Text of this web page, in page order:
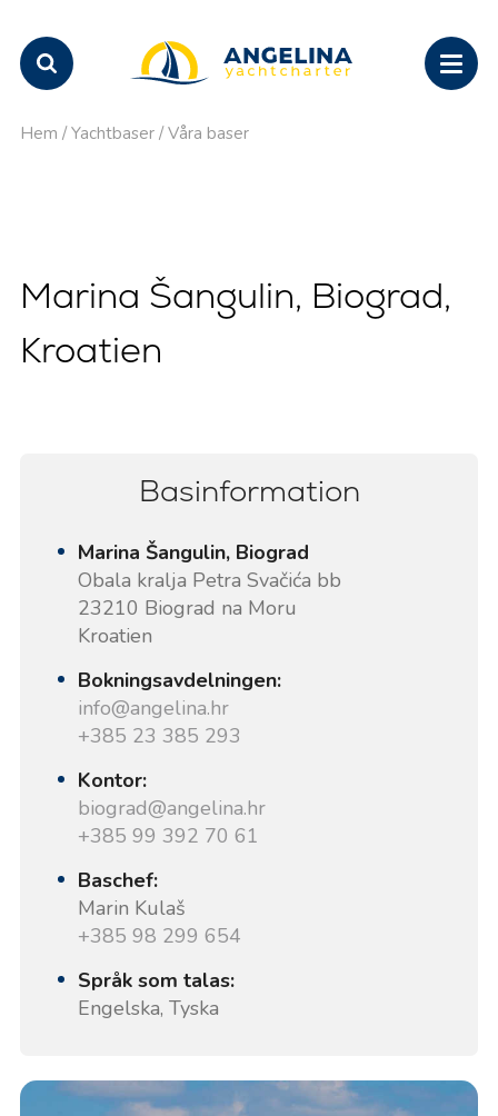
Hem / Yachtbaser / Våra baser
Marina Šangulin, Biograd,
Kroatien
Basinformation
Marina Šangulin, Biograd
Obala kralja Petra Svačića bb
23210 Biograd na Moru
Kroatien
Bokningsavdelningen:
info@angelina.hr
+385 23 385 293
Kontor:
biograd@angelina.hr
+385 99 392 70 61
Baschef:
Marin Kulaš
+385 98 299 654
Språk som talas:
Engelska, Tyska